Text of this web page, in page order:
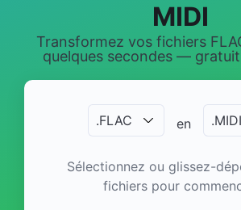
MIDI
Transformez vos fichiers
quelques secondes —
.FLAC en .MIDI
Sélectionnez ou glissez-
fichiers pour